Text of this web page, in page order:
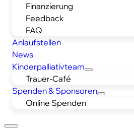
Finanzierung
Feedback
FAQ
Anlaufstellen
News
Kinderpalliativteam
Trauer-Café
Spenden & Sponsoren
Online Spenden